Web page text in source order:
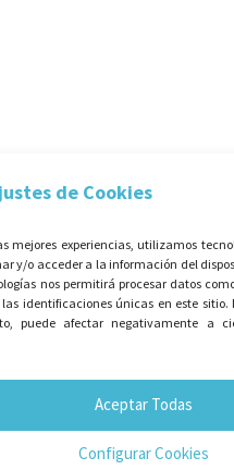
de Cookies
mejores experiencias, utilizamos
y/o acceder a la información del
nos permitirá procesar datos
identificaciones únicas en este sitio.
puede afectar negativamente a
Aceptar Todas
Configurar Cookies